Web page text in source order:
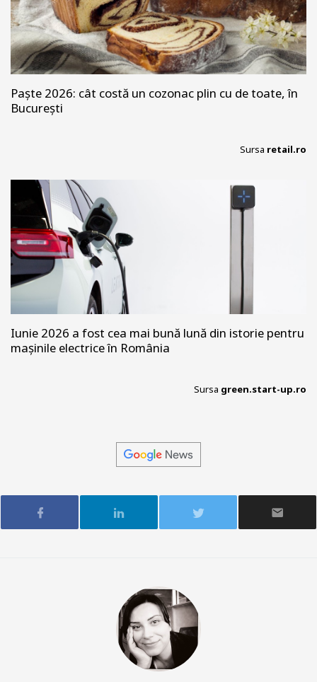
Paște 2026: cât costă un cozonac plin cu de toate, în
București
Sursa retail.ro
Iunie 2026 a fost cea mai bună lună din istorie pentru
mașinile electrice în România
Sursa green.start-up.ro